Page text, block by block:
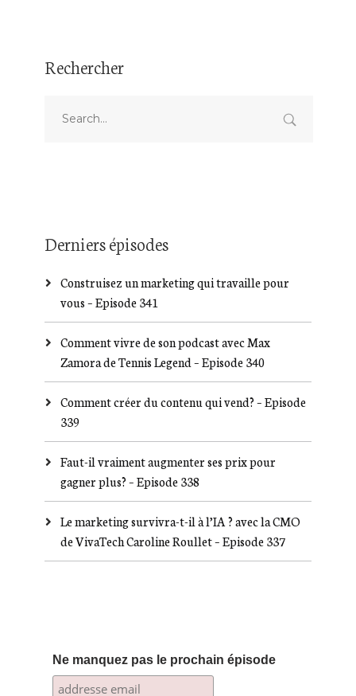
Rechercher
Derniers épisodes
Construisez un marketing qui travaille pour
vous – Episode 341
Comment vivre de son podcast avec Max
Zamora de Tennis Legend – Episode 340
Comment créer du contenu qui vend? – Episode
339
Faut-il vraiment augmenter ses prix pour
gagner plus? – Episode 338
Le marketing survivra-t-il à l’IA ? avec la CMO
de VivaTech Caroline Roullet – Episode 337
Ne manquez pas le prochain épisode